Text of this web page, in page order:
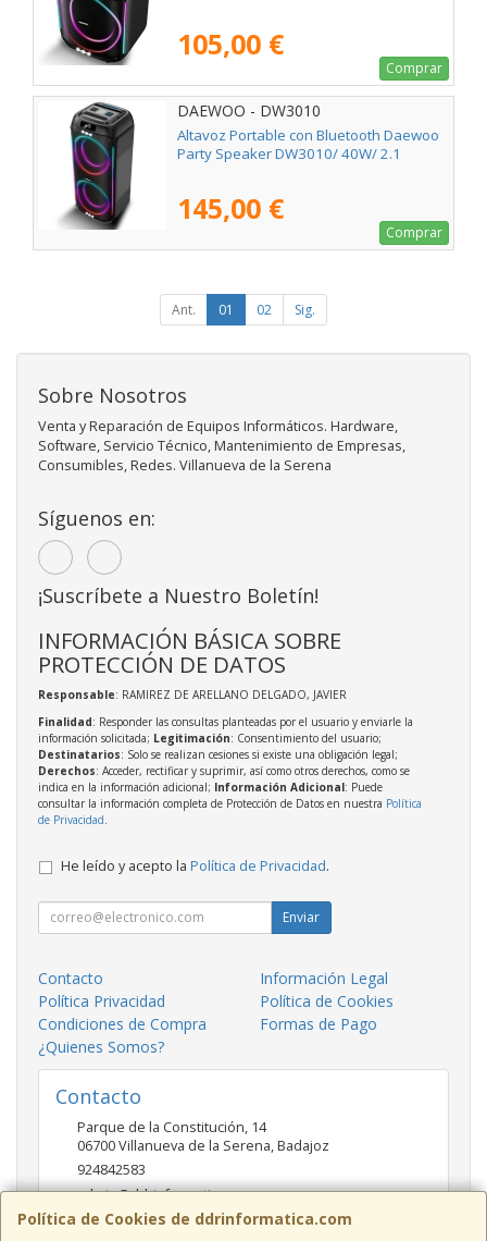
105,00 €
Comprar
DAEWOO - DW3010
Altavoz Portable con Bluetooth Daewoo
Party Speaker DW3010/ 40W/ 2.1
145,00 €
Comprar
Ant. 01 02 Sig.
Política de Cookies de ddrinformatica.com
Sobre Nosotros
Venta y Reparación de Equipos Informáticos. Hardware,
Software, Servicio Técnico, Mantenimiento de Empresas,
Consumibles, Redes. Villanueva de la Serena
Síguenos en:
¡Suscríbete a Nuestro Boletín!
INFORMACIÓN BÁSICA SOBRE
PROTECCIÓN DE DATOS
Responsable: RAMIREZ DE ARELLANO DELGADO, JAVIER
Finalidad: Responder las consultas planteadas por el usuario y enviarle la
información solicitada; Legitimación: Consentimiento del usuario;
Destinatarios: Solo se realizan cesiones si existe una obligación legal;
Derechos: Acceder, rectificar y suprimir, así como otros derechos, como se
indica en la información adicional; Información Adicional: Puede
consultar la información completa de Protección de Datos en nuestra Política
de Privacidad
He leído y acepto la Política de Privacidad.
Enviar
Contacto
Información Legal
Política Privacidad
Política de Cookies
Condiciones de Compra
Formas de Pago
¿Quienes Somos?
Contacto
Parque de la Constitución, 14
06700Villanueva de la Serena,Badajoz
924842583
admin@ddrinformatica.com